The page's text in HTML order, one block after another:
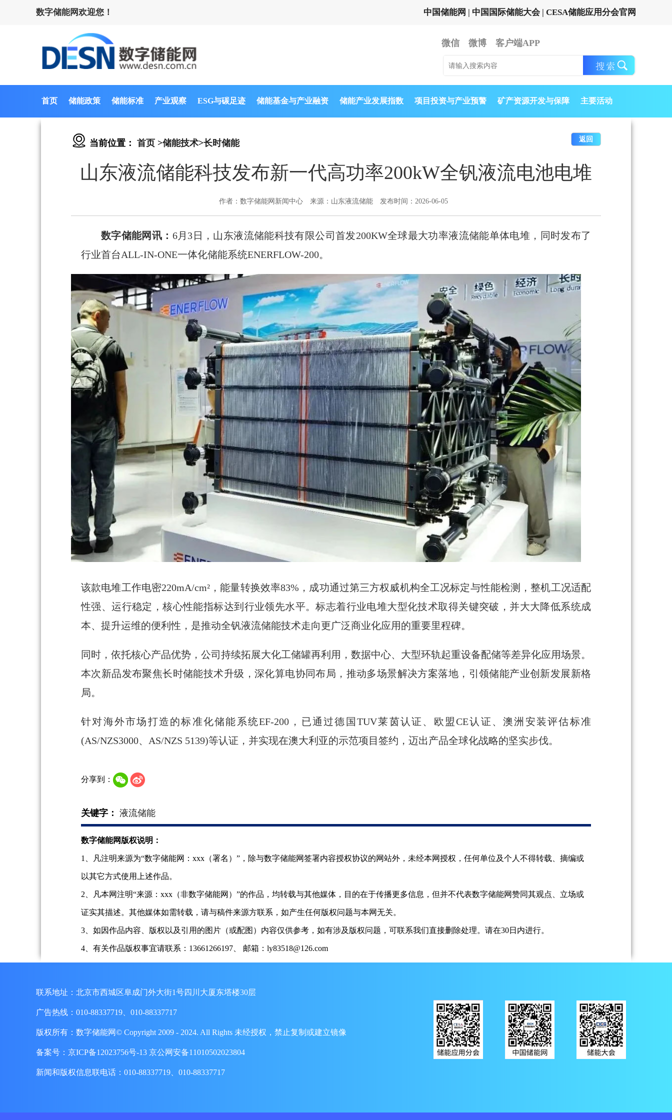
数字储能网欢迎您！ 中国储能网 | 中国国际储能大会 | CESA储能应用分会官网
微信 微博 客户端APP
首页 储能政策 储能标准 产业观察 ESG与碳足迹 储能基金与产业融资 储能产业发展指数 项目投资与产业预警 矿产资源开发与保障 主要活动
当前位置： 首页 >储能技术>长时储能 返回
山东液流储能科技发布新一代高功率200kW全钒液流电池电堆
作者：数字储能网新闻中心 来源：山东液流储能 发布时间：2026-06-05
数字储能网讯： 6月3日，山东液流储能科技有限公司首发200KW全球最大功率液流储能单体电堆，同时发布了
行业首台ALL-IN-ONE一体化储能系统ENERFLOW-200。
该款电堆工作电密220mA/cm²，能量转换效率83%，成功通过第三方权威机构全工况标定与性能检测，整机工况适配
性强、运行稳定，核心性能指标达到行业领先水平。标志着行业电堆大型化技术取得关键突破，并大大降低系统成
本、提升运维的便利性，是推动全钒液流储能技术走向更广泛商业化应用的重要里程碑。
同时，依托核心产品优势，公司持续拓展大化工储罐再利用，数据中心、大型环轨起重设备配储等差异化应用场景。
本次新品发布聚焦长时储能技术升级，深化算电协同布局，推动多场景解决方案落地，引领储能产业创新发展新格
局。
针对海外市场打造的标准化储能系统EF-200，已通过德国TUV莱茵认证、欧盟CE认证、澳洲安装评估标准
(AS/NZS3000、AS/NZS 5139)等认证，并实现在澳大利亚的示范项目签约，迈出产品全球化战略的坚实步伐。
分享到：
关键字： 液流储能
数字储能网版权说明：
1、凡注明来源为“数字储能网：xxx（署名）”，除与数字储能网签署内容授权协议的网站外，未经本网授权，任何单位及个人不得转载、摘编或
以其它方式使用上述作品。
2、凡本网注明“来源：xxx（非数字储能网）”的作品，均转载与其他媒体，目的在于传播更多信息，但并不代表数字储能网赞同其观点、立场或
证实其描述。其他媒体如需转载，请与稿件来源方联系，如产生任何版权问题与本网无关。
3、如因作品内容、版权以及引用的图片（或配图）内容仅供参考，如有涉及版权问题，可联系我们直接删除处理。请在30日内进行。
4、有关作品版权事宜请联系：13661266197、 邮箱：ly83518@126.com
联系地址：北京市西城区阜成门外大街1号四川大厦东塔楼30层
广告热线：010-88337719、010-88337717
版权所有：数字储能网© Copyright 2009 - 2024. All Rights 未经授权，禁止复制或建立镜像
备案号： 京ICP备12023756号-13 京公网安备11010502023804
新闻和版权信息联电话：010-88337719、010-88337717